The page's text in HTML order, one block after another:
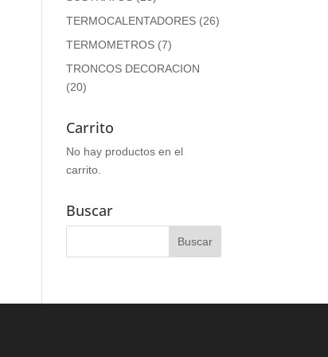
TERMOCALENTADORES (26)
TERMOMETROS (7)
TRONCOS DECORACION
(20)
Carrito
No hay productos en el
carrito.
Buscar